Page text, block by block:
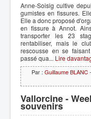
Anne-Soisig cultive
gumistes en fissures.
Elle a donc proposé
en fissure à Annot.
transporter les 23
rentabiliser, mais le
rescousse en se
passé qua... Lire
Par : Guillaume BLANC
Vallorcine -
souvenirs